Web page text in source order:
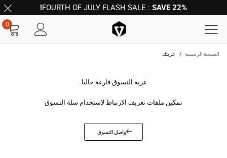
FOURTH OF JULY FLASH SALE : SAVE 22%!
0
الصفحة الرئيسية / عربتك
عربة التسوق فارغة حاليا.
تمكين ملفات تعريف الارتباط لاستخدام سلة التسوق
واصل التسوق